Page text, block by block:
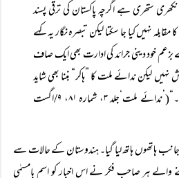
ستھری ہے اگرچہ پاکستان کی ترقی پسند
نہیں کیا جا سکتا لیکن تبصرہ نگار یہ کہے
بزعم خود دینی جرائد کی ادارت بھی ایک صاف
لیکن ندائے ملت کا ”ہاکر“ بننا بھی شاید
ایسے ذوق پر گراں نہ گزرے۔“(’ندائے ملت‘جلد ۳، شمارہ ۸۱، ۹/اگست
ہاتھوں ہاتھ لیا گیا۔ ہندوستان کے حالات سے
والے ہر صاحب فکر نے اس اخبار کو اسم بامسمٰی